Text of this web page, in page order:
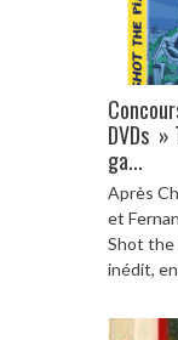
DVDs »
ga...
Après
et
Shot the
inédit,